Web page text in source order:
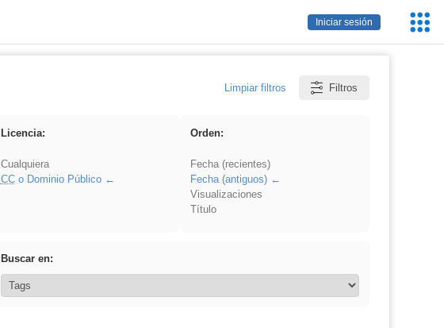
Iniciar sesión
Limpiar filtros Filtros
Licencia:
Cualquiera
CCo Dominio Público
Orden:
Fecha (recientes)
Fecha (antiguos)
Visualizaciones
Título
Buscar en: